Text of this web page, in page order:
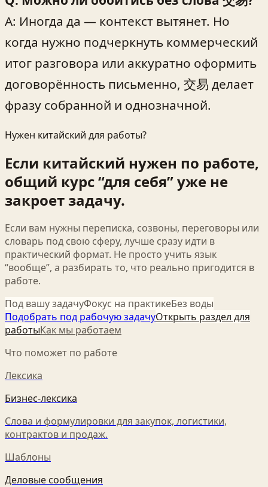
A: Иногда да — контекст вытянет. Но
когда нужно подчеркнуть коммерческий
итог разговора или аккуратно оформить
договорённость письменно, 交易 делает
фразу собранной и однозначной.
Нужен китайский для работы?
Если китайский нужен по работе,
общий курс “для себя” уже не
закроет задачу.
Если вам нужны переписка, созвоны, переговоры или
словарь под свою сферу, лучше сразу идти в
практический формат. Не просто учить язык
“вообще”, а разбирать то, что реально пригодится в
работе.
Под вашу задачуФокус на практикеБез воды
Подобрать под рабочую задачуОткрыть раздел для
работыКак мы работаем
Что поможет по работе
Лексика
Бизнес-лексика
Слова и формулировки для закупок, логистики,
контрактов и продаж.
Шаблоны
Деловые сообщения